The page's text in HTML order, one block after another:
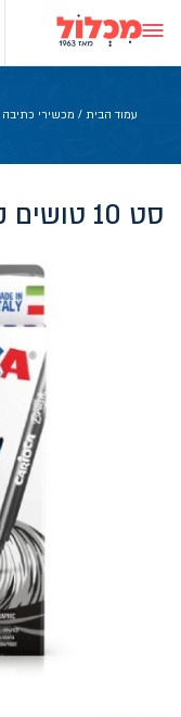
content
עמוד הבית / מכשירי כתיבה
סט 10 טושים קריוקה גמישים